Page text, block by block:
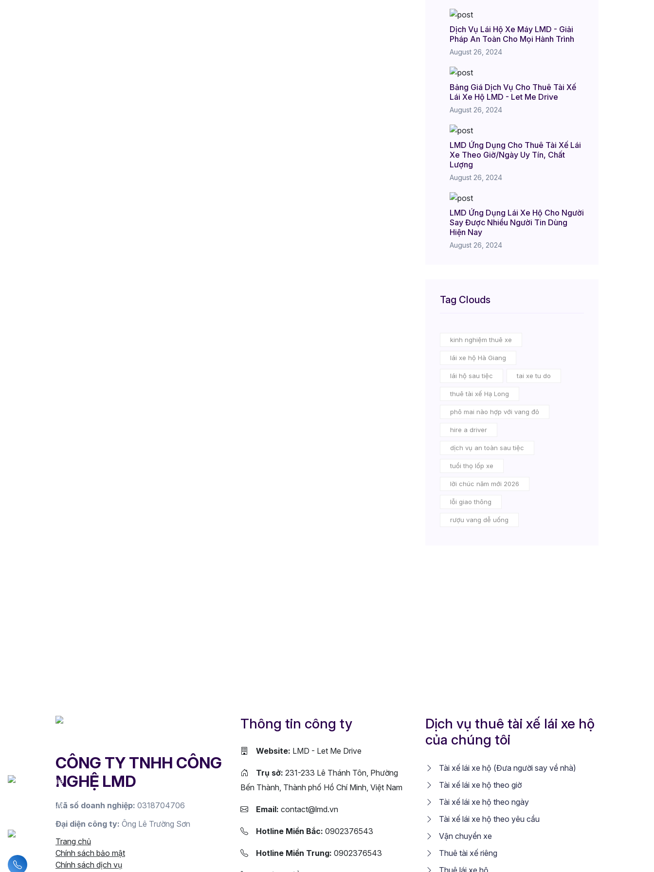
Dịch Vụ Lái Hộ Xe Máy LMD - Giải
Pháp An Toàn Cho Mọi Hành Trình
August 26, 2024
Bảng Giá Dịch Vụ Cho Thuê Tài Xế
Lái Xe Hộ LMD - Let Me Drive
August 26, 2024
LMD Ứng Dụng Cho Thuê Tài Xế Lái
Xe Theo Giờ/Ngày Uy Tín, Chất
Lượng
August 26, 2024
LMD Ứng Dụng Lái Xe Hộ Cho Người
Say Được Nhiều Người Tin Dùng
Hiện Nay
August 26, 2024
Tag Clouds
kinh nghiệm thuê xe
lái xe hộ Hà Giang
lái hộ sau tiệc tai xe tu do
thuê tài xế Hạ Long
phô mai nào hợp với vang đỏ
hire a driver
dịch vụ an toàn sau tiệc
tuổi thọ lốp xe
lời chúc năm mới 2026
lỗi giao thông
rượu vang dễ uống
CÔNG TY TNHH CÔNG
NGHỆ LMD
Mã số doanh nghiệp: 0318704706
Đại diện công ty: Ông Lê Trường Sơn
Trang chủ
Chính sách bảo mật
Chính sách dịch vụ
Thông tin công ty
Website: LMD - Let Me Drive
Trụ sở: 231-233 Lê Thánh Tôn, Phường
Bến Thành, Thành phố Hồ Chí Minh, Việt Nam
Email: contact@lmd.vn
Hotline Miền Bắc: 0902376543
Hotline Miền Trung: 0902376543
Dịch vụ thuê tài xế lái xe hộ
của chúng tôi
Tài xế lái xe hộ (Đưa người say về nhà)
Tài xế lái xe hộ theo giờ
Tài xế lái xe hộ theo ngày
Tài xế lái xe hộ theo yêu cầu
Vận chuyển xe
Thuê tài xế riêng
Thuê lái xe hộ
Liên hệ hotline